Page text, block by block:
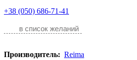
+38 (050) 686-71-41
в список желаний
Производитель: Reima